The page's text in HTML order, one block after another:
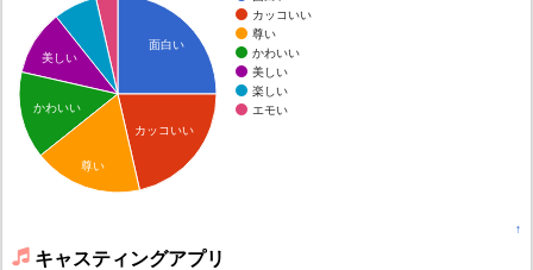
カッコいい
尊い
かわいい
美しい
楽しい
エモい
面白い
カッコいい
美しい
かわいい
尊い
↑
キャスティングアプリ